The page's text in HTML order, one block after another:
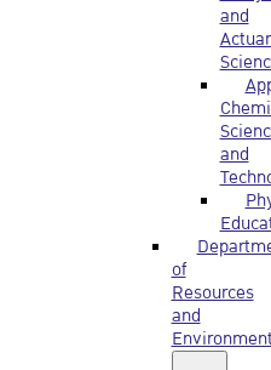
and
and
of
Resources
and